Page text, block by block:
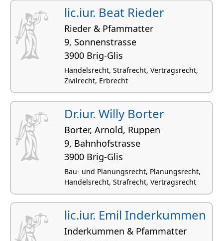
lic.iur. Beat Rieder
Rieder & Pfammatter
9, Sonnenstrasse
3900 Brig-Glis
Handelsrecht, Strafrecht, Vertragsrecht,
Zivilrecht, Erbrecht
Dr.iur. Willy Borter
Borter, Arnold, Ruppen
9, Bahnhofstrasse
3900 Brig-Glis
Bau- und Planungsrecht, Planungsrecht,
Handelsrecht, Strafrecht, Vertragsrecht
lic.iur. Emil Inderkummen
Inderkummen & Pfammatter